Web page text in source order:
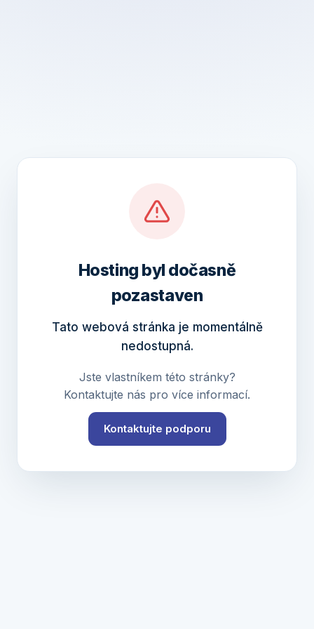
Hosting byl dočasně
pozastaven
Tato webová stránka je momentálně
nedostupná.
Jste vlastníkem této stránky?
Kontaktujte nás pro více informací.
Kontaktujte podporu